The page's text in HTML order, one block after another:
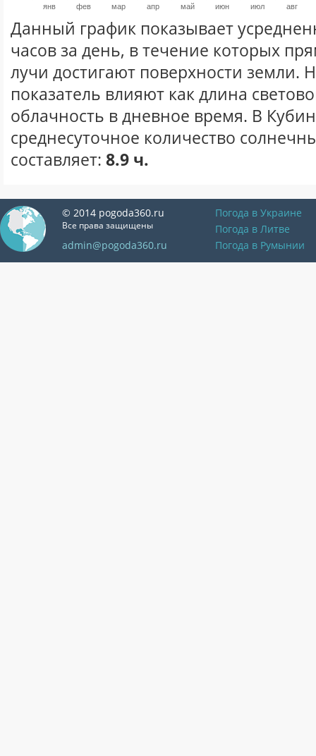
янв фев мар апр май июн июл авг
Данный график показывает
часов за день, в течение которых
лучи достигают поверхности земли.
показатель влияют как длина
облачность в дневное время. В
среднесуточное количество
составляет: 8.9 ч.
© 2014 pogoda360.ru
Все права защищены
admin@pogoda360.ru
Погода в Украине
Погода в Литве
Погода в Румынии